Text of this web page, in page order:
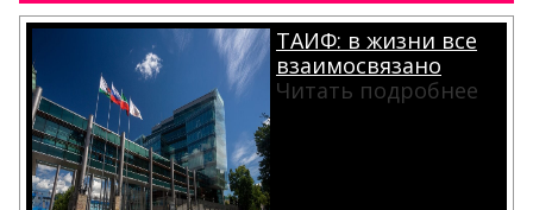
ТАИФ: в жизни все
взаимосвязано
Читать подробнее